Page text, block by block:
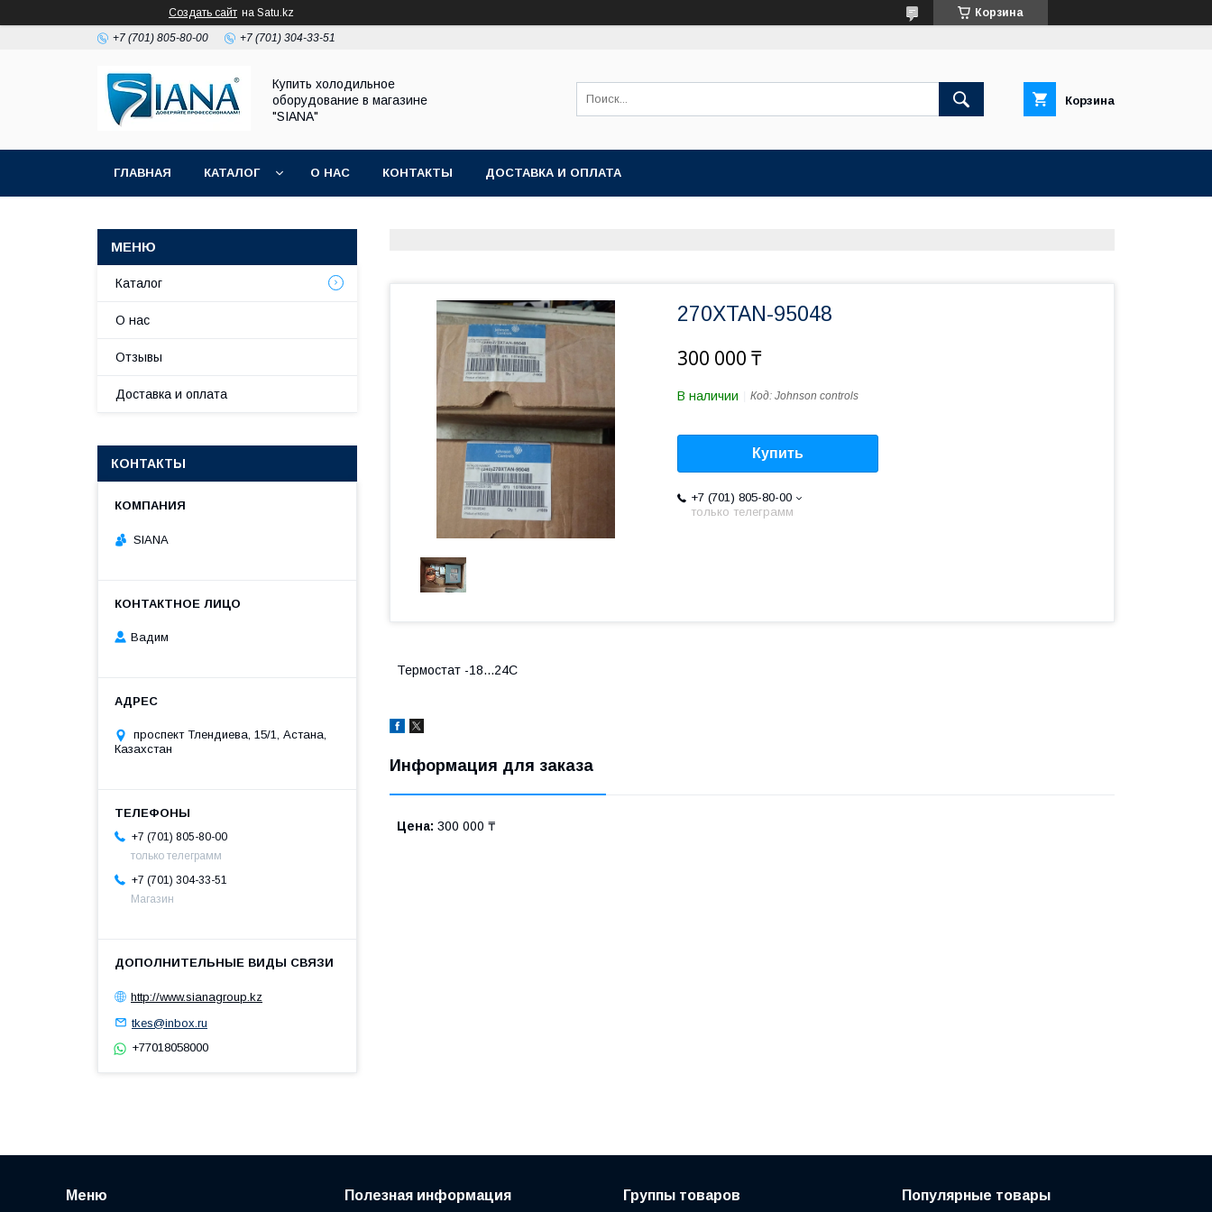
Создать сайт на Satu.kz Корзина
+7 (701) 805-80-00 +7 (701) 304-33-51
Купить холодильное
оборудование в магазине
"SIANA"
Корзина
ГЛАВНАЯ КАТАЛОГ О НАС КОНТАКТЫ ДОСТАВКА И ОПЛАТА
270XTAN-95048
300 000 ₸
В наличии Код: Johnson controls
Купить
+7 (701) 805-80-00
только телеграмм
Термостат -18...24С
Информация для заказа
Цена: 300 000 ₸
Каталог
О нас
Отзывы
Доставка и оплата
КОНТАКТЫ
SIANA
Вадим
проспект Тлендиева, 15/1, Астана,
Казахстан
+7 (701) 805-80-00
только телеграмм
+7 (701) 304-33-51
Магазин
http://www.sianagroup.kz
tkes@inbox.ru
+77018058000
Меню Полезная информация Группы товаров Популярные товары